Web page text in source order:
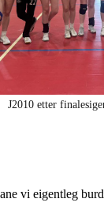
J2010 etter
vi eigentleg